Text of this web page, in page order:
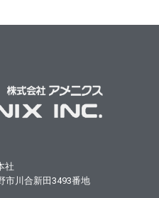
社
市川合新田3493番地